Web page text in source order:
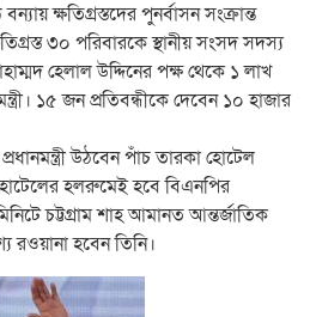
ক্ষতিগ্রস্তদের পুনর্বাসন সংক্রান্ত
৩০ পরিবারকে স্থানীয় সংসদ সদস্য
হেলাল উদ্দিনের পক্ষ থেকে ১ লাখ
১৫ জন প্রতিবন্ধীকে দেবেন ১০ হাজার
উঠবেন পাঁচ তারকা হোটেল
হলরুমেই হবে বিএনপির
চট্টগ্রাম শাহ আমানত আন্তর্জাতিক
রওয়ানা হবেন তিনি।